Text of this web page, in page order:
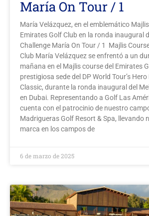
María On Tour / 1
María Velázquez, en el emblemático
Emirates Golf Club en la ronda inaugural
Challenge María On Tour / 1 Majlis
Club María Velázquez se enfrentó a un
mañana en el Majlis course del Emirates
prestigiosa sede del DP World Tour’s
Classic, durante la ronda inaugural del
en Dubai. Representando a Golf Las
cuenta con el patrocinio de nuestro
Madrigueras Golf Resort & Spa, llevando
marca en los campos de
6 de marzo de 2025